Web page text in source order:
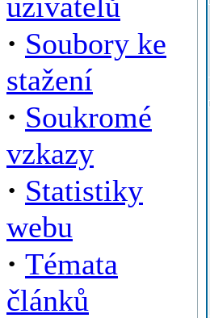
· Soubory ke
stažení
· Soukromé
vzkazy
· Statistiky
webu
· Témata
článků